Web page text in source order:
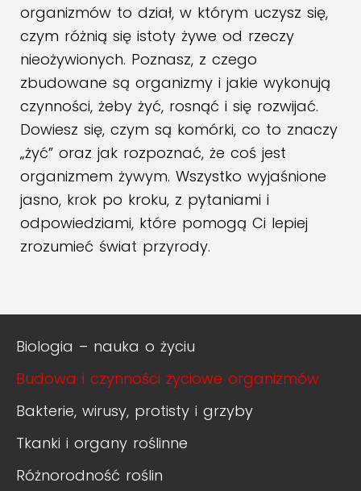
organizmów to dział, w którym uczysz się,
czym różnią się istoty żywe od rzeczy
nieożywionych. Poznasz, z czego
zbudowane są organizmy i jakie wykonują
czynności, żeby żyć, rosnąć i się rozwijać.
Dowiesz się, czym są komórki, co to znaczy
„żyć” oraz jak rozpoznać, że coś jest
organizmem żywym. Wszystko wyjaśnione
jasno, krok po kroku, z pytaniami i
odpowiedziami, które pomogą Ci lepiej
zrozumieć świat przyrody.
Biologia – nauka o życiu
Budowa i czynności życiowe organizmów
Bakterie, wirusy, protisty i grzyby
Tkanki i organy roślinne
Różnorodność roślin